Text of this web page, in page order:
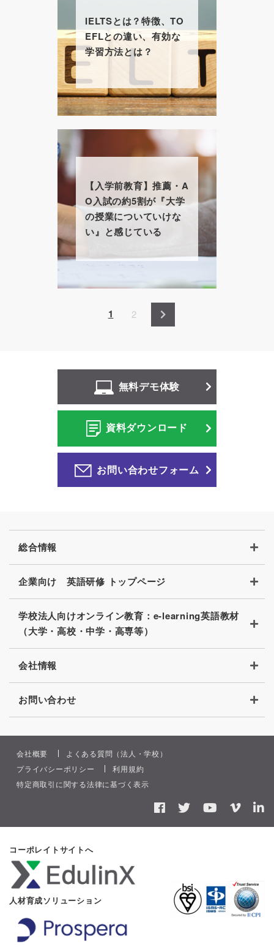
IELTSとは？特徴、TO
EFLとの違い、有効な
学習方法とは？
【入学前教育】推薦・A
O入試の約5割が『大学
の授業についていけな
い』と感じている
カ
ー
ジ
1
P
2
無料デモ体験
資料ダウンロード
お問い合わせフォーム
総合情報
企業向け 英語研修 トップページ
学校法人向けオンライン教育：e-learning英語教材
（大学・高校・中学・高専等）
会社情報
お問い合わせ
会社概要 よくある質問（法人 ・学校 ）
プライバシーポリシー
利用規約
特定商取引に関する法律に基づく表示
facebook
twitter youtube
vimeo
コーポレイトサイトへ
人材育成ソリューション